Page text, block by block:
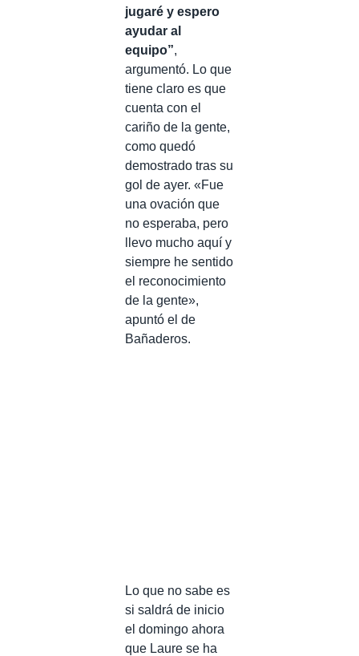
jugaré y espero
ayudar al
equipo”,
argumentó. Lo que
tiene claro es que
cuenta con el
cariño de la gente,
como quedó
demostrado tras su
gol de ayer. «Fue
una ovación que
no esperaba, pero
llevo mucho aquí y
siempre he sentido
el reconocimiento
de la gente»,
apuntó el de
Bañaderos.
Lo que no sabe es
si saldrá de inicio
el domingo ahora
que Laure se ha